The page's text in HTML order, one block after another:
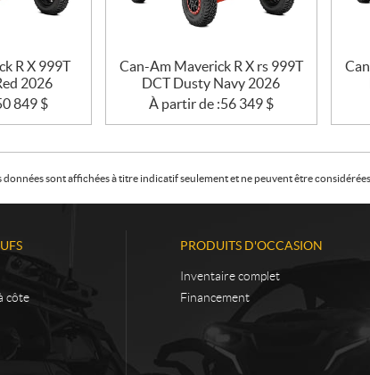
R X 999T
2026
849 $
Can-Am Maverick R X rs 999T
DCT Dusty Navy 2026
À partir de :56 349 $
données sont affichées à titre indicatif seulement et ne peuvent être
côte
PRODUITS D'OCCASION
Inventaire complet
Financement